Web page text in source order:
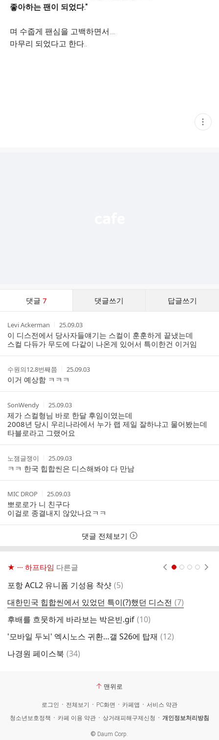
좋아하는 팬이 되었다."
며 수줍게 팬심을 고백하면서....
마무리 되었다고 한다..
현
재
댓글 7 댓글쓰기 답글쓰기
트
작
성
자
Levi Ackerman
작
성
시
간
25.09.03
이 디스전에서 당사자들얘기는 스컬이 훈훈하게 끝냈는데
스컬 다듀가 무도에 다같이 나온게 있어서 특이한건 이거임
작
성
자
수원의12.8번째쯤
작
성
시
간
25.09.03
이거 예상함 ㅋㅋㅋ
작
성
자
SonWendy
작
성
시
간
25.09.03
제가 스컬형님 바로 한달 후임이였는데
2008년 당시 우리나라에서 누가 랩 제일 잘하냐고 물어봤는데
타블로라고 그랬어요
작
성
자
노잼글쟁이
작
성
시
간
25.09.03
ㅋㅋ 한국 힙합씬은 디스해봐야 다 만남
작
성
자
MIC DROP
작
성
시
간
25.09.03
뽀로로가 니 친구다
이걸로 종결내지 않았나요ㅋㅋ
댓글 전체보기
★ ··· 하프타임 다른글
포항 ACL2 유니폼 기성용 착샷 댓
(5)
대한민국 힙합씬에서 있었던 특이(?)했던 디스전 댓
글
(7)
후배를 흐뭇하게 바라보는 박은빈.gif 댓
(10)
'모바일 두뇌' 엑시노스 귀환…갤 S26에 탑재 댓
(12)
나경원 페이스북 댓
(34)
맨위로
로그인 전체보기 PC화면 카페앱
서비스 약관
청소년보호정책
카페 이용 약관 상거래피해구제신청 개인정보처리방침
© Daum Corp.